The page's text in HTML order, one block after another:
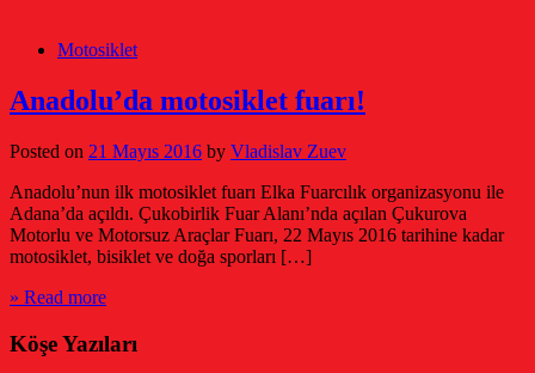
Motosiklet
Anadolu’da motosiklet fuarı!
Posted on 21 Mayıs 2016 by Vladislav Zuev
Anadolu’nun ilk motosiklet fuarı Elka Fuarcılık organizasyonu ile
Adana’da açıldı. Çukobirlik Fuar Alanı’nda açılan Çukurova
Motorlu ve Motorsuz Araçlar Fuarı, 22 Mayıs 2016 tarihine kadar
motosiklet, bisiklet ve doğa sporları […]
» Read more
Köşe Yazıları